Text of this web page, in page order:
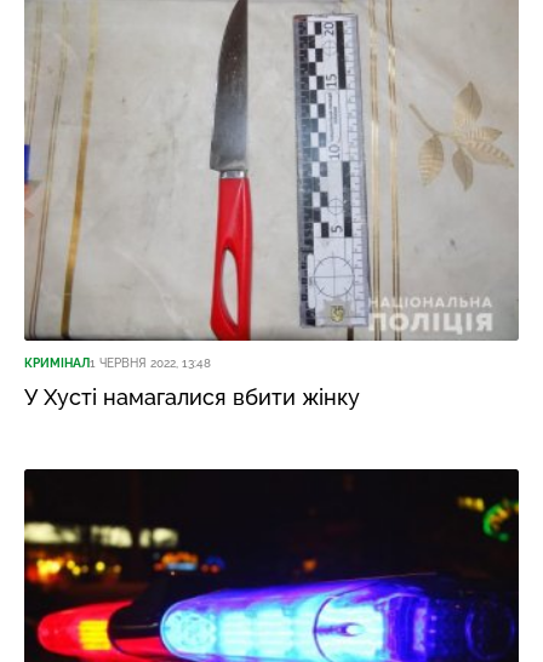
КРИМІНАЛ1 ЧЕРВНЯ 2022, 13:48
У Хусті намагалися вбити жінку